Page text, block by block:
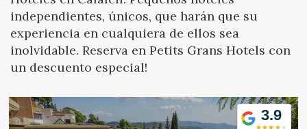
vpn_key Iniciar sesión person Crear cuenta
independientes, únicos, que harán que su
experiencia en cualquiera de ellos sea
inolvidable. Reserva en Petits Grans Hotels con
un descuento especial!
3.9